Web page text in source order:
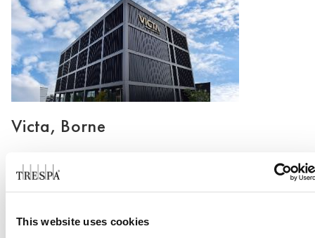
This website uses cookies
Victa, Borne